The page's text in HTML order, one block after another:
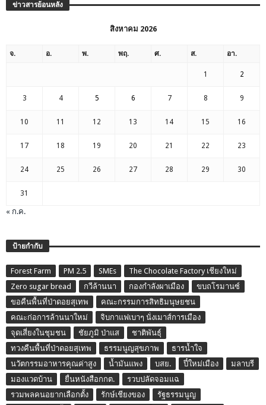
ข่าวสารย้อนหลัง
สิงหาคม 2026
จ. อ. พ. พฤ. ศ. ส. อา.
1 2
3 4 5 6 7 8 9
10 11 12 13 14 15 16
17 18 19 20 21 22 23
24 25 26 27 28 29 30
31
« ก.ค.
ป้ายกำกับ
Forest Farm PM 2.5 SMEs
The Chocolate Factory เชียงใหม่
Zero sugar bread
กวีล้านนา กองกำลังผาเมือง
ขบถโรมานซ์
ขอคืนพื้นที่ป่าดอยสุเทพ
คณะกรรมการสิทธิมนุษยชน
คณะก่อการล้านนาใหม่
จิบกาแฟเบาๆ นั่งเมาส์การเมือง
จุดเสี่ยงในชุมชน
ชัยภูมิ ป่าแส
ชาติพันธุ์
ทวงคืนพื้นที่ป่าดอยสุเทพ
ธรรมนูญสุขภาพ
ธารน้ำใจ
นวัตกรรมอาหารคุณค่าสูง
น้ำมันแพง บสย. ปี๋ใหม่เมือง
มลาบรี
มองแวดบ้าน
ยื่นหนังสือกกต.
รวบปลัดจอมแฉ
รวมพลคนอยากเลือกตั้ง
รักษ์เชียงของ
รัฐธรรมนูญ